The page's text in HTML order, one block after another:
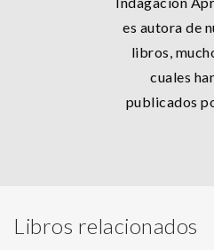
es autora de
libros,
cuales
publicados
Libros relacionados